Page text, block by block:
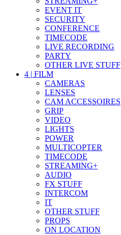
EVENT IT
SECURITY
CONFERENCE
TIMECODE
LIVE RECORDING
PARTY
OTHER LIVE STUFF
4 | FILM
CAMERAS
LENSES
CAM ACCESSOIRES
GRIP
VIDEO
LIGHTS
POWER
MULTICOPTER
TIMECODE
STREAMING+
AUDIO
FX STUFF
INTERCOM
IT
OTHER STUFF
PROPS
ON LOCATION